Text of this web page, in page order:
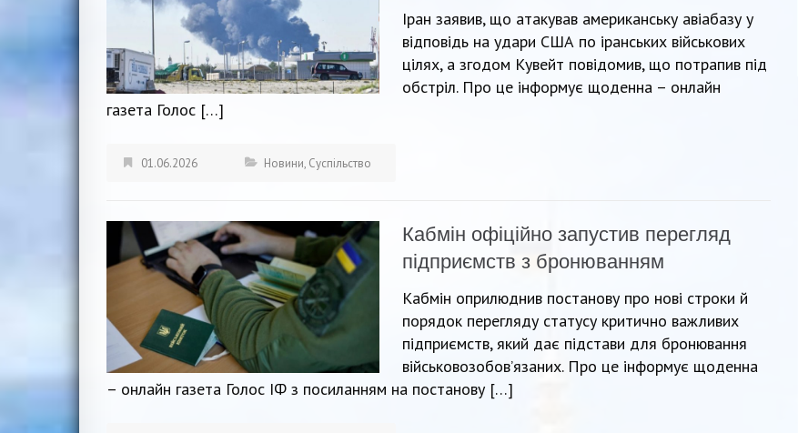
Іран заявив, що атакував американську авіабазу у
відповідь на удари США по іранських військових
цілях, а згодом Кувейт повідомив, що потрапив під
обстріл. Про це інформує щоденна – онлайн
газета Голос […]
01.06.2026 Новини, Суспільство
Кабмін офіційно запустив перегляд
підприємств з бронюванням
Кабмін оприлюднив постанову про нові строки й
порядок перегляду статусу критично важливих
підприємств, який дає підстави для бронювання
військовозобов’язаних. Про це інформує щоденна
– онлайн газета Голос ІФ з посиланням на постанову […]